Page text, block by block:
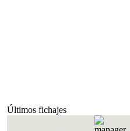
Últimos fichajes